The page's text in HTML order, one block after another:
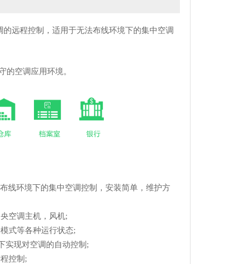
远程控制，适用于无法布线环境下的集中空调
空调应用环境。
环境下的集中空调控制，安装简单，维护方
空调主机，风机;
式等各种运行状态;
现对空调的自动控制;
控制;